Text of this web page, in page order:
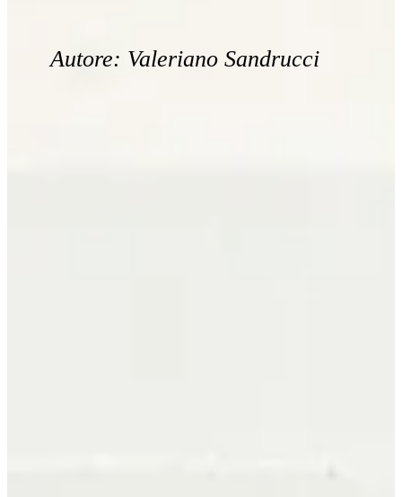
Autore: Valeriano Sandrucci